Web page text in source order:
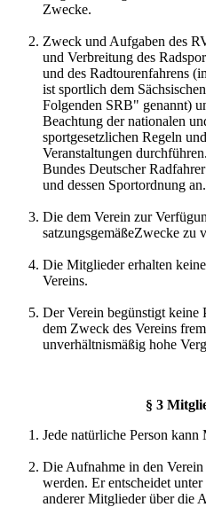
Zwecke.
Zweck und Aufgaben des
und Verbreitung des
und des Radtourenfahrens
ist sportlich dem
Folgenden SRB" genannt)
Beachtung der nationalen
sportgesetzlichen Regeln
Veranstaltungen
Bundes Deutscher
und dessen Sportordnung an.
Die dem Verein zur
satzungsgemäßeZwecke zu
Die Mitglieder erhalten
Vereins.
Der Verein begünstigt keine
dem Zweck des Vereins
unverhältnismäßig hohe
§ 3
Jede natürliche Person
Die Aufnahme in den Verein
werden. Er entscheidet
anderer Mitglieder über die